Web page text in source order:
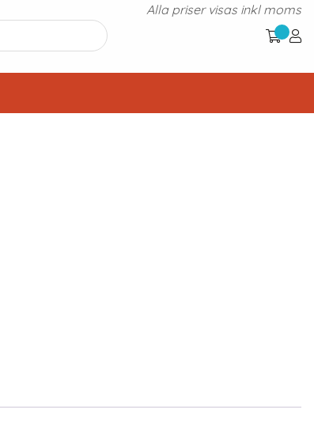
Alla priser visas inkl moms